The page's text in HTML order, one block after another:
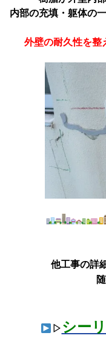
内部の充填・躯体の
外壁の耐久性を整
他工事の詳
▷ シー